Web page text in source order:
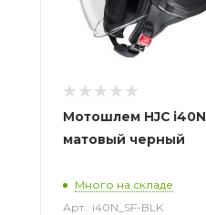
Мотошлем HJC i40N
матовый черный
Много на складе
Арт.: i40N_SF-BLK